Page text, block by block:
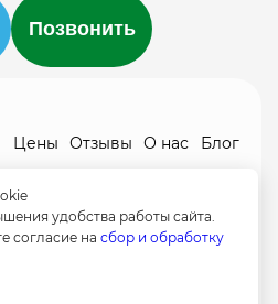
удобства работы сайта.
согласие на сбор и обработку
Позвонить
Цены Отзывы О нас
Блог
28